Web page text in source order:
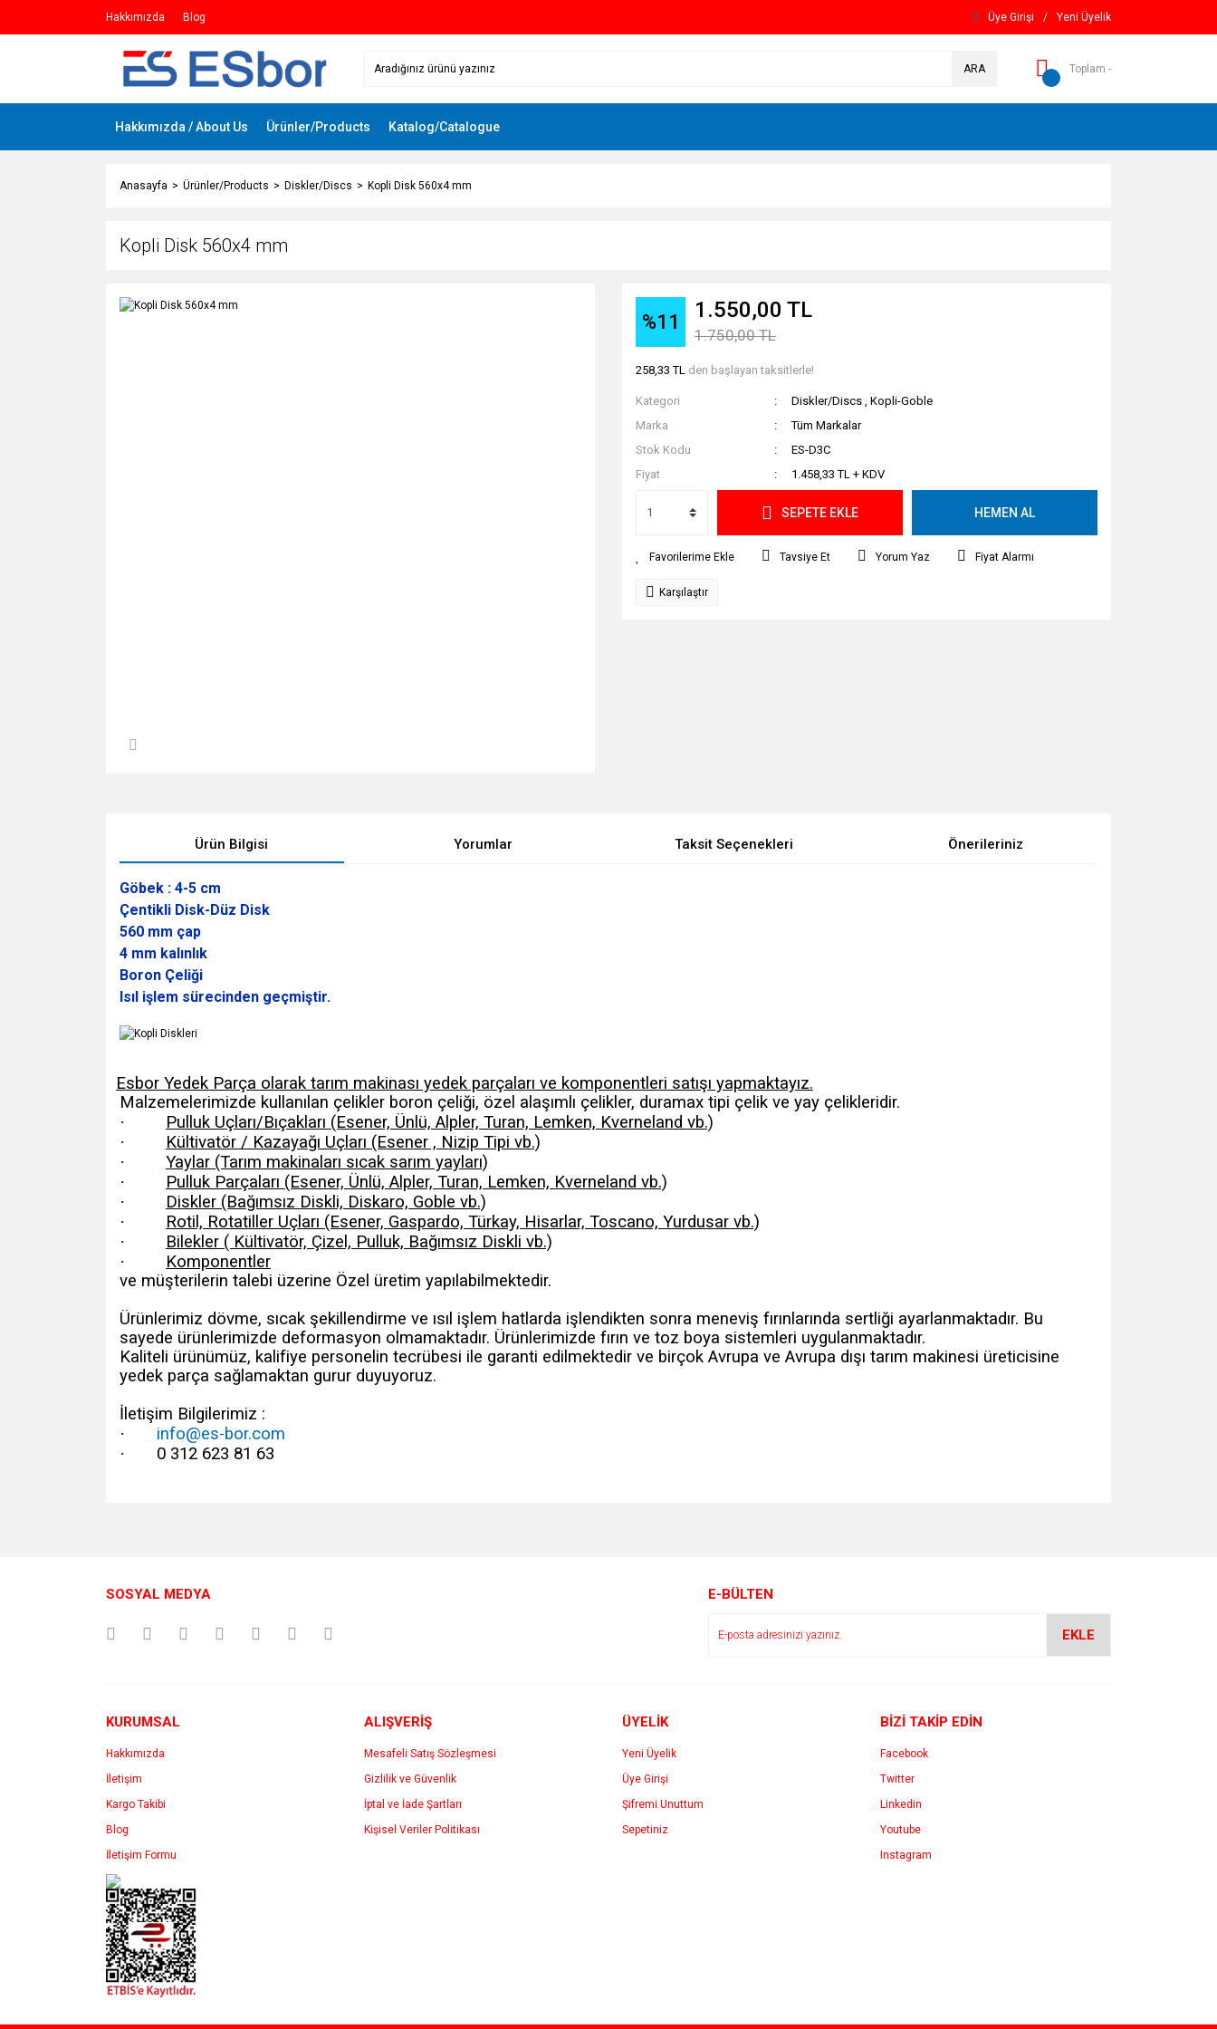
Hakkımızda Blog Üye Girişi / Yeni Üyelik
ARA Toplam -
Hakkımızda / About Us Ürünler/Products Katalog/Catalogue
Anasayfa Ürünler/Products Diskler/Discs Kopli Disk 560x4 mm
Kopli Disk 560x4 mm
%11 1.550,00 TL
1.750,00 TL
258,33 TL den başlayan taksitlerle!
Kategori Diskler/Discs , Kopli-Goble
Marka
Tüm Markalar
Stok Kodu
ES-D3C
Fiyat
1.458,33 TL + KDV
SEPETE EKLE HEMEN AL
Tavsiye Et Yorum Yaz Fiyat Alarmı
Karşılaştır
Ürün Bilgisi Yorumlar Taksit Seçenekleri Önerileriniz
Göbek : 4-5 cm
Çentikli Disk-Düz Disk
560 mm çap
4 mm kalınlık
Boron Çeliği
Isıl işlem sürecinden geçmiştir.
Esbor Yedek Parça olarak tarım makinası yedek parçaları ve komponentleri satışı yapmaktayız.
Malzemelerimizde kullanılan çelikler boron çeliği, özel alaşımlı çelikler, duramax tipi çelik ve yay çelikleridir.
· Pulluk Uçları/Bıçakları (Esener, Ünlü, Alpler, Turan, Lemken, Kverneland vb.)
· Kültivatör / Kazayağı Uçları (Esener , Nizip Tipi vb.)
· Yaylar (Tarım makinaları sıcak sarım yayları)
· Pulluk Parçaları (Esener, Ünlü, Alpler, Turan, Lemken, Kverneland vb.)
· Diskler (Bağımsız Diskli, Diskaro, Goble vb.)
· Rotil, Rotatiller Uçları (Esener, Gaspardo, Türkay, Hisarlar, Toscano, Yurdusar vb.)
· Bilekler ( Kültivatör, Çizel, Pulluk, Bağımsız Diskli vb.)
·
Komponentler
ve müşterilerin talebi üzerine Özel üretim yapılabilmektedir.
Ürünlerimiz dövme, sıcak şekillendirme ve ısıl işlem hatlarda işlendikten sonra meneviş fırınlarında sertliği ayarlanmaktadır. Bu
sayede ürünlerimizde deformasyon olmamaktadır. Ürünlerimizde fırın ve toz boya sistemleri uygulanmaktadır.
Kaliteli ürünümüz, kalifiye personelin tecrübesi ile garanti edilmektedir ve birçok Avrupa ve Avrupa dışı tarım makinesi üreticisine
yedek parça sağlamaktan gurur duyuyoruz.
İletişim Bilgilerimiz :
· info@es-bor.com
· 0 312 623 81 63
Ürün açıklamasında eksik bilgiler bulunuyor.
SOSYAL MEDYA E-BÜLTEN
EKLE
KURUMSAL
Hakkımızda
İletişim
Kargo Takibi
Blog
İletişim Formu
ALIŞVERİŞ
Mesafeli Satış Sözleşmesi
Gizlilik ve Güvenlik
İptal ve İade Şartları
Kişisel Veriler Politikası
ÜYELİK
Yeni Üyelik
Üye Girişi
Şifremi Unuttum
Sepetiniz
BİZİ TAKİP EDİN
Facebook
Twitter
Linkedin
Youtube
Instagram